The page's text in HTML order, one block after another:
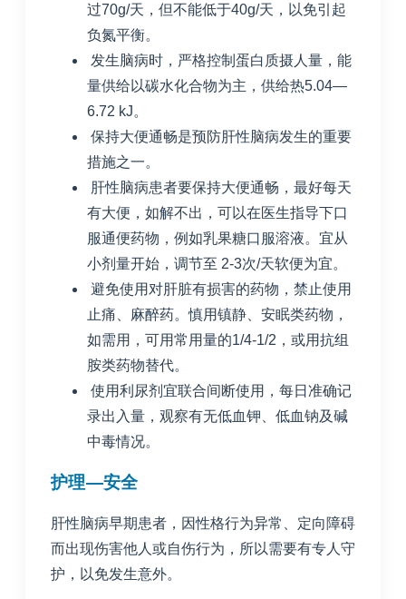
过70g/天，但不能低于40g/天，以免引起
负氮平衡。
发生脑病时，严格控制蛋白质摄人量，能
量供给以碳水化合物为主，供给热5.04—
6.72 kJ。
保持大便通畅是预防肝性脑病发生的重要
措施之一。
肝性脑病患者要保持大便通畅，最好每天
有大便，如解不出，可以在医生指导下口
服通便药物，例如乳果糖口服溶液。宜从
小剂量开始，调节至 2-3次/天软便为宜。
避免使用对肝脏有损害的药物，禁止使用
止痛、麻醉药。慎用镇静、安眠类药物，
如需用，可用常用量的1/4-1/2，或用抗组
胺类药物替代。
使用利尿剂宜联合间断使用，每日准确记
录出入量，观察有无低血钾、低血钠及碱
中毒情况。
护理—安全
肝性脑病早期患者，因性格行为异常、定向障碍
而出现伤害他人或自伤行为，所以需要有专人守
护，以免发生意外。